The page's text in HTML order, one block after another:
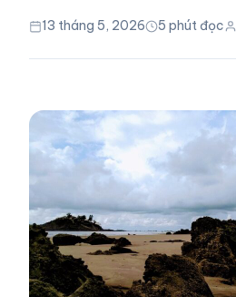
13 tháng 5, 2026 5 phút đọc